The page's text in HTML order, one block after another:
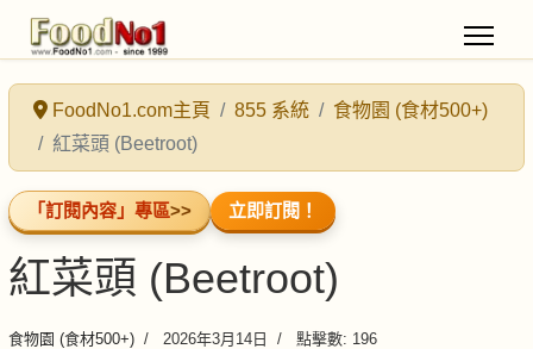
FoodNo1.com主頁 855 系統
食物園 (食材500+)
紅菜頭 (Beetroot)
「訂閱內容」專區>> 立即訂閱！
紅菜頭 (Beetroot)
食物園 (食材500+) 2026年3月14日 點擊數: 196